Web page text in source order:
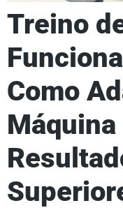
Treino
Como
Máquina